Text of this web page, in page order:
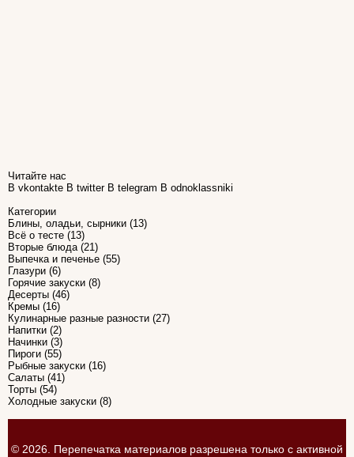
Читайте нас
В vkontakte В twitter В telegram В odnoklassniki
Категории
Блины, оладьи, сырники (13)
Всё о тесте (13)
Вторые блюда(21)
Выпечка и печенье (55)
Глазури (6)
Горячие закуски (8)
Десерты (46)
Кремы (16)
Кулинарные разные разности (27)
Напитки (2)
Начинки (3)
Пироги (55)
Рыбные закуски (16)
Салаты (41)
Торты (54)
Холодные закуски (8)
© 2026. Перепечатка материалов разрешена только с активной